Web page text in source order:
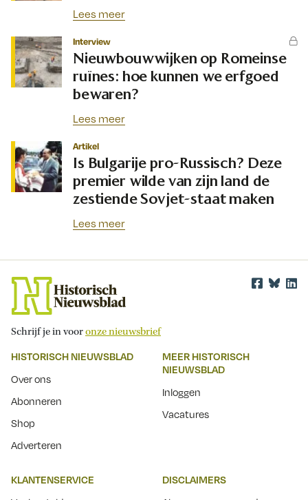
Lees meer
Interview
Nieuwbouwwijken op Romeinse
ruïnes: hoe kunnen we erfgoed
bewaren?
Lees meer
Artikel
Is Bulgarije pro-Russisch? Deze
premier wilde van zijn land de
zestiende Sovjet-staat maken
Lees meer
Schrijf je in vooronze nieuwsbrief
HISTORISCH NIEUWSBLAD
Over ons
Abonneren
Shop
Adverteren
MEER HISTORISCH
NIEUWSBLAD
Inloggen
Vacatures
KLANTENSERVICE
DISCLAIMERS